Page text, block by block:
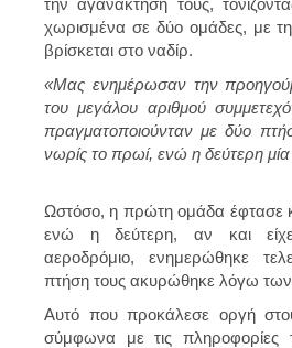
χωρισμένα σε δύο ομάδες, με
βρίσκεται στο ναδίρ.
«Μας ενημέρωσαν την
του μεγάλου αριθμού
πραγματοποιούνταν με δύο
νωρίς το πρωί, ενώ η δεύτερη
Ωστόσο, η πρώτη ομάδα έφτασε
ενώ η δεύτερη, αν και
αεροδρόμιο, ενημερώθηκε
πτήση τους ακυρώθηκε λόγω
Αυτό που προκάλεσε οργή
σύμφωνα με τις πληροφορίες